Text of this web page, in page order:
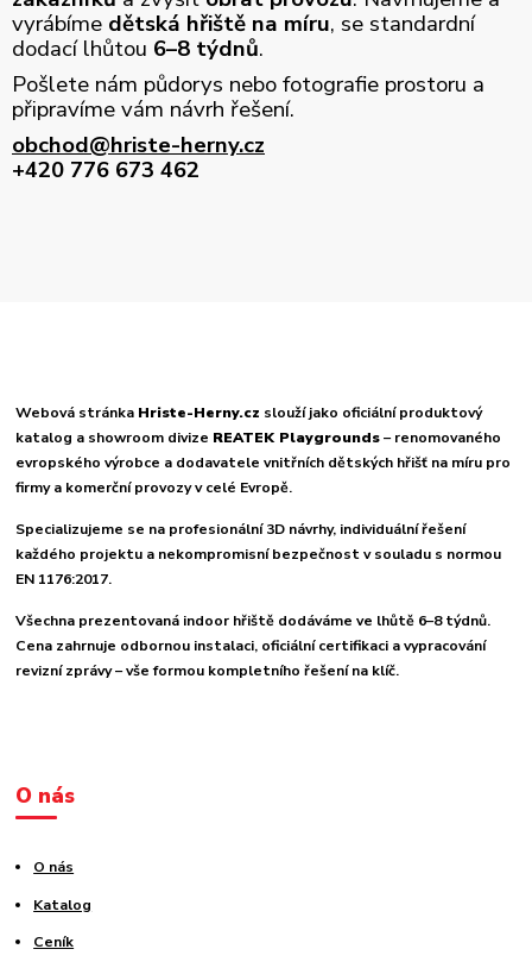
vyrábíme dětská hřiště na míru, se standardní
dodací lhůtou 6–8 týdnů.
Pošlete nám půdorys nebo fotografie prostoru a
připravíme vám návrh řešení.
obchod@hriste-herny.cz
+420 776 673 462
Webová stránka Hriste-Herny.cz slouží jako oficiální produktový
katalog a showroom divize REATEK Playgrounds– renomovaného
evropského výrobce a dodavatele vnitřních dětských hřišť na míru pro
firmy a komerční provozy v celé Evropě.
Specializujeme se na profesionální 3D návrhy, individuální řešení
každého projektu a nekompromisní bezpečnost v souladu s normou
EN 1176:2017.
Všechna prezentovaná indoor hřiště dodáváme ve lhůtě 6–8 týdnů.
Cena zahrnuje odbornou instalaci, oficiální certifikaci a vypracování
revizní zprávy – vše formou kompletního řešení na klíč.
O nás
O nás
Katalog
Ceník